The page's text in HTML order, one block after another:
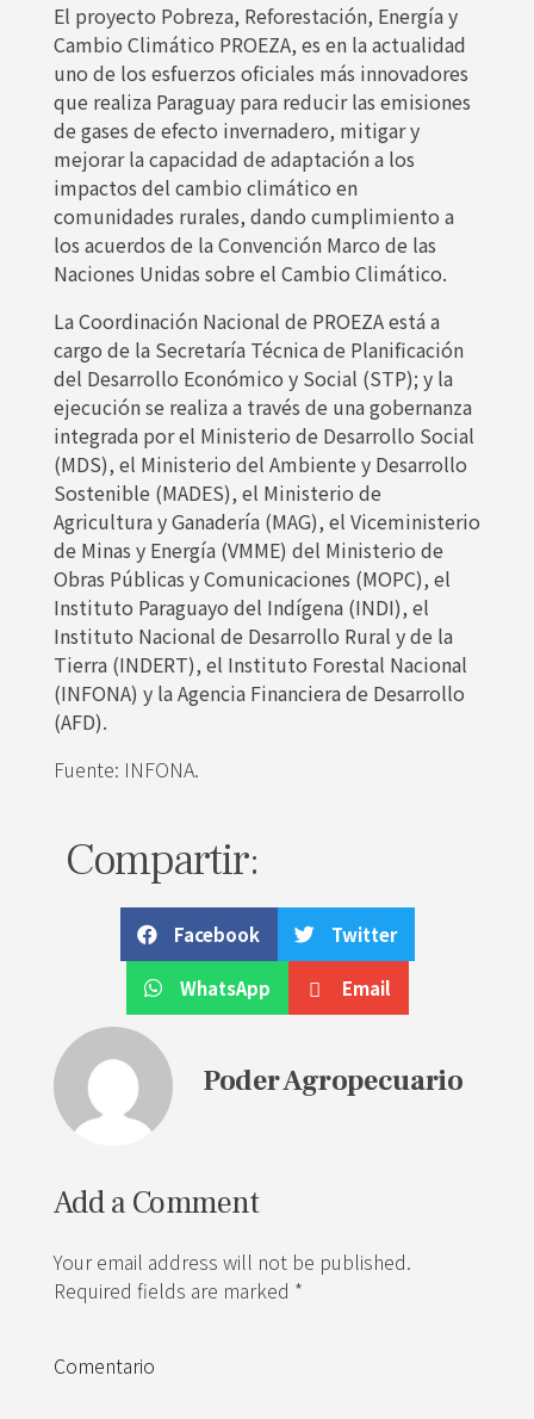
El proyecto Pobreza, Reforestación, Energía y
Cambio Climático PROEZA, es en la actualidad
uno de los esfuerzos oficiales más innovadores
que realiza Paraguay para reducir las emisiones
de gases de efecto invernadero, mitigar y
mejorar la capacidad de adaptación a los
impactos del cambio climático en
comunidades rurales, dando cumplimiento a
los acuerdos de la Convención Marco de las
Naciones Unidas sobre el Cambio Climático.
La Coordinación Nacional de PROEZA está a
cargo de la Secretaría Técnica de Planificación
del Desarrollo Económico y Social (STP); y la
ejecución se realiza a través de una gobernanza
integrada por el Ministerio de Desarrollo Social
(MDS), el Ministerio del Ambiente y Desarrollo
Sostenible (MADES), el Ministerio de
Agricultura y Ganadería (MAG), el Viceministerio
de Minas y Energía (VMME) del Ministerio de
Obras Públicas y Comunicaciones (MOPC), el
Instituto Paraguayo del Indígena (INDI), el
Instituto Nacional de Desarrollo Rural y de la
Tierra (INDERT), el Instituto Forestal Nacional
(INFONA) y la Agencia Financiera de Desarrollo
(AFD).
Fuente: INFONA.
Compartir:
Facebook Twitter
WhatsApp Email
Poder Agropecuario
Add a Comment
Your email address will not be published.
Required fields are marked *
Comentario